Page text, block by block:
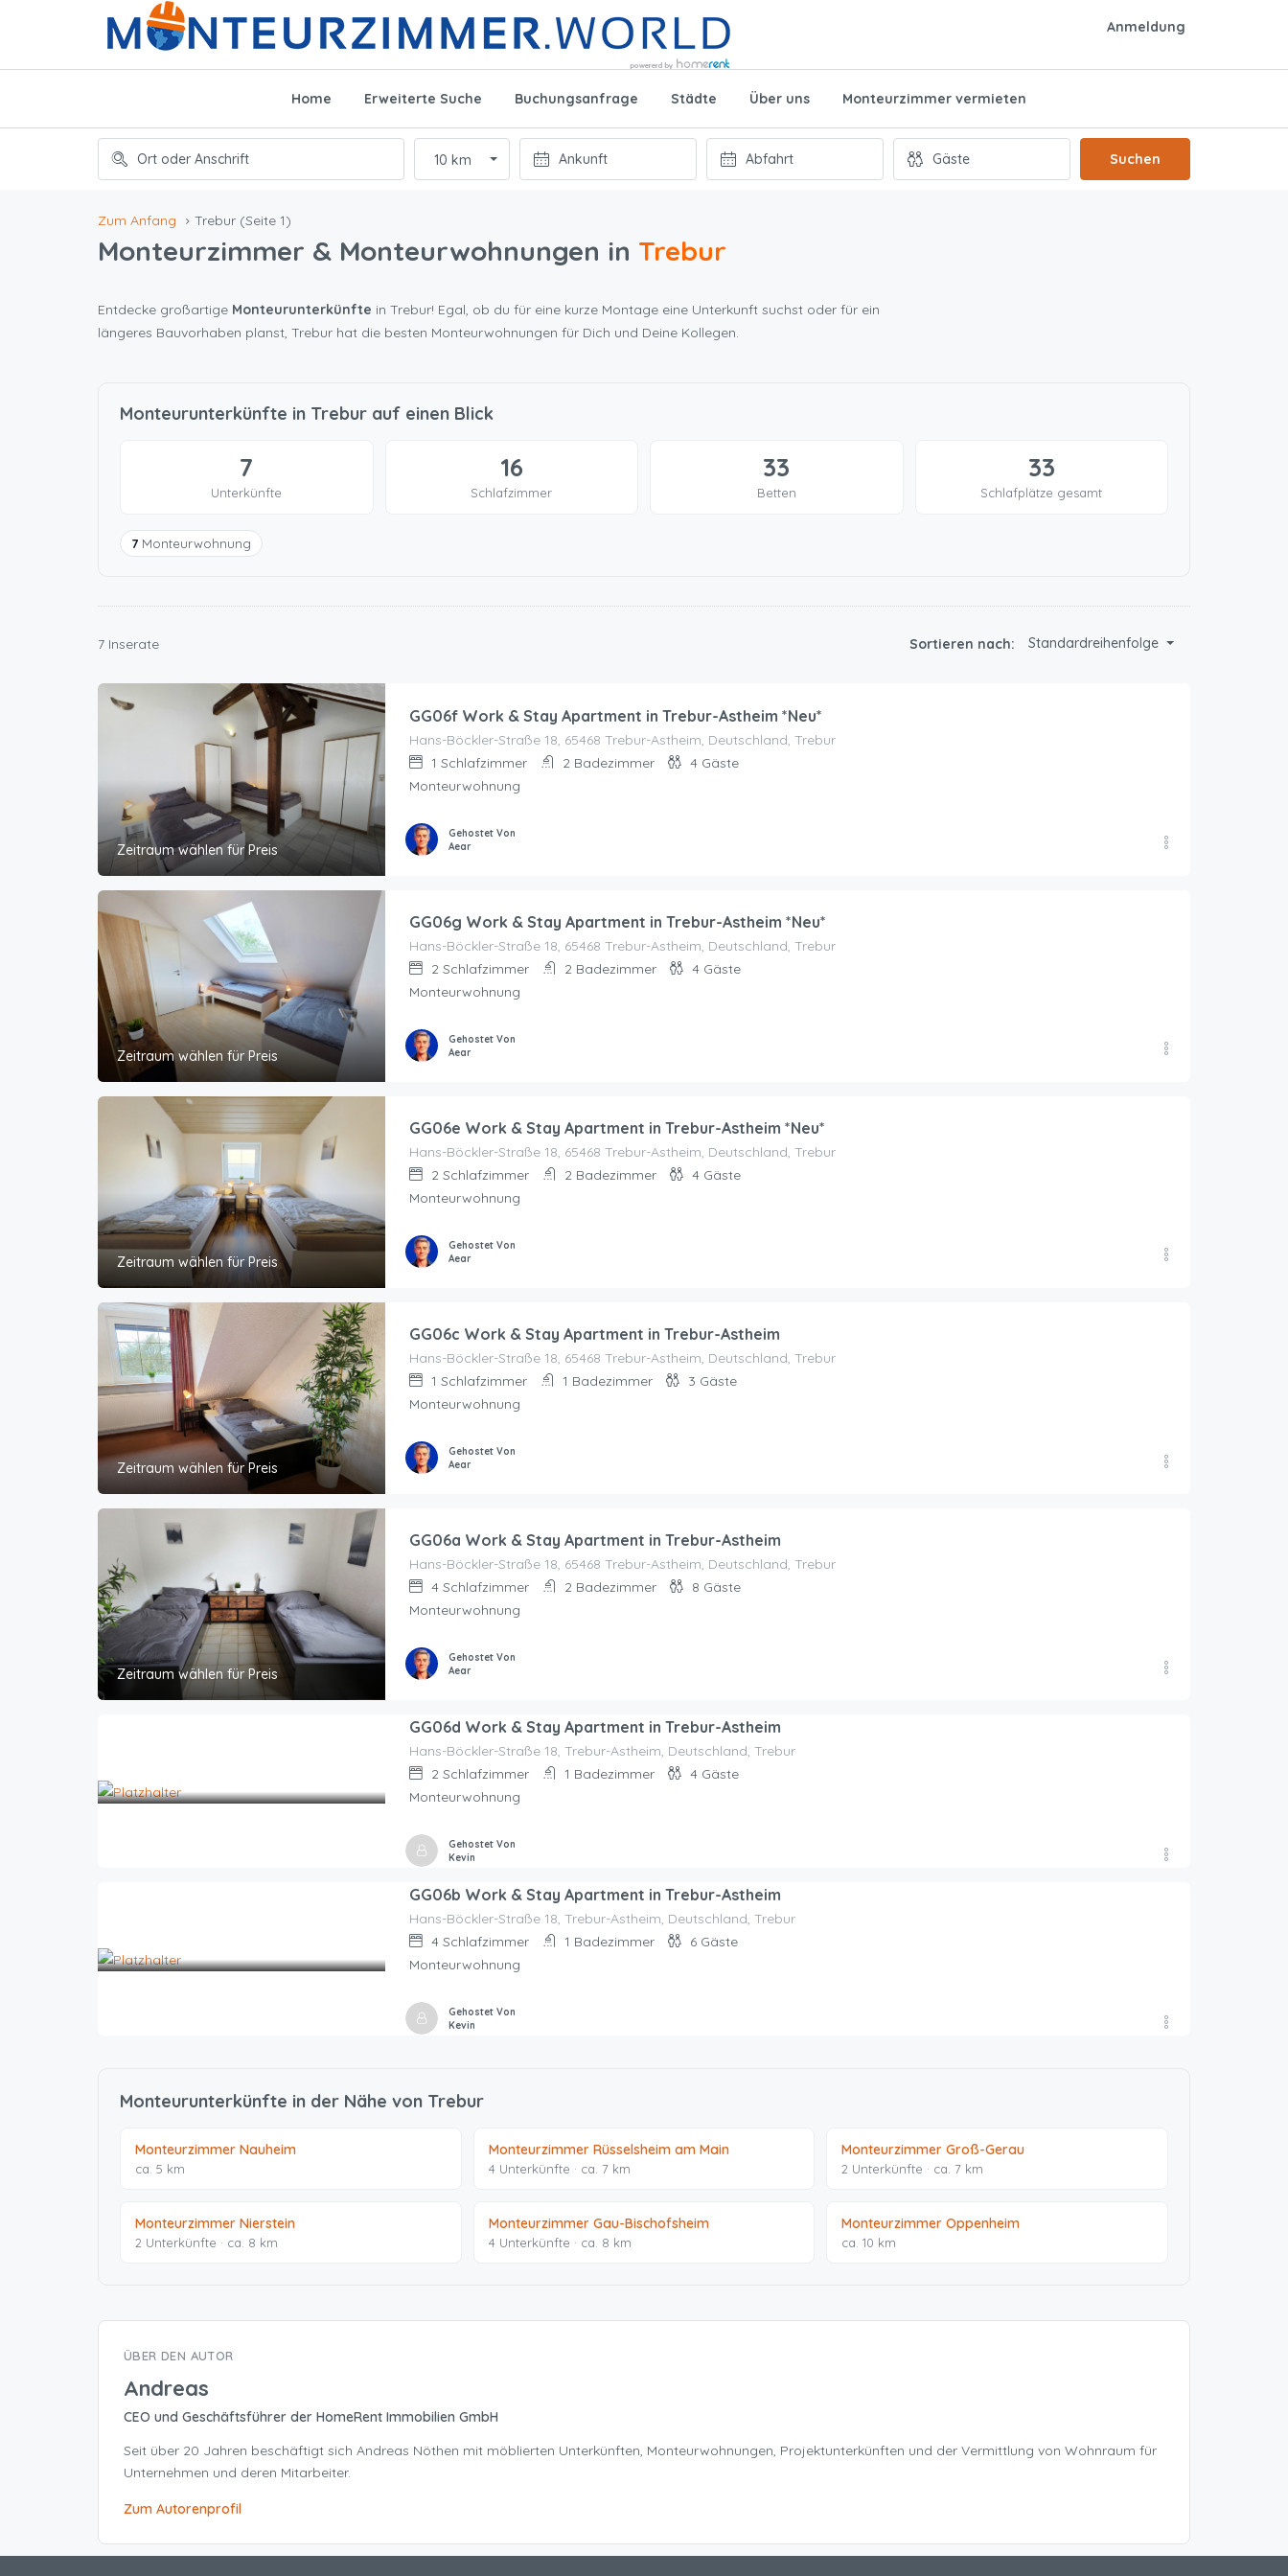
Anmeldung
Home Erweiterte Suche Buchungsanfrage Städte Über uns Monteurzimmer vermieten
10 km Suchen
Zum Anfang Trebur (Seite 1)
Monteurzimmer & Monteurwohnungen in Trebur
Entdecke großartige Monteurunterkünfte in Trebur! Egal, ob du für eine kurze Montage eine Unterkunft suchst oder für ein
längeres Bauvorhaben planst, Trebur hat die besten Monteurwohnungen für Dich und Deine Kollegen.
Monteurunterkünfte in Trebur auf einen Blick
7
Unterkünfte
16
Schlafzimmer
33
Betten
33
Schlafplätze gesamt
7 Monteurwohnung
7 Inserate Sortieren nach: Standardreihenfolge
Zeitraum wählen für Preis
GG06f Work & Stay Apartment in Trebur-Astheim *Neu*
Hans-Böckler-Straße 18, 65468 Trebur-Astheim, Deutschland, Trebur
1 Schlafzimmer 2 Badezimmer 4 Gäste
Monteurwohnung
Gehostet Von
Aear
Zeitraum wählen für Preis
GG06g Work & Stay Apartment in Trebur-Astheim *Neu*
Hans-Böckler-Straße 18, 65468 Trebur-Astheim, Deutschland, Trebur
2 Schlafzimmer 2 Badezimmer 4 Gäste
Monteurwohnung
Gehostet Von
Aear
Zeitraum wählen für Preis
GG06e Work & Stay Apartment in Trebur-Astheim *Neu*
Hans-Böckler-Straße 18, 65468 Trebur-Astheim, Deutschland, Trebur
2 Schlafzimmer 2 Badezimmer 4 Gäste
Monteurwohnung
Gehostet Von
Aear
Zeitraum wählen für Preis
GG06c Work & Stay Apartment in Trebur-Astheim
Hans-Böckler-Straße 18, 65468 Trebur-Astheim, Deutschland, Trebur
1 Schlafzimmer 1 Badezimmer 3 Gäste
Monteurwohnung
Gehostet Von
Aear
Zeitraum wählen für Preis
GG06a Work & Stay Apartment in Trebur-Astheim
Hans-Böckler-Straße 18, 65468 Trebur-Astheim, Deutschland, Trebur
4 Schlafzimmer 2 Badezimmer 8 Gäste
Monteurwohnung
Gehostet Von
Aear
GG06d Work & Stay Apartment in Trebur-Astheim
Hans-Böckler-Straße 18, Trebur-Astheim, Deutschland, Trebur
2 Schlafzimmer 1 Badezimmer 4 Gäste
Monteurwohnung
Gehostet Von
Kevin
GG06b Work & Stay Apartment in Trebur-Astheim
Hans-Böckler-Straße 18, Trebur-Astheim, Deutschland, Trebur
4 Schlafzimmer 1 Badezimmer 6 Gäste
Monteurwohnung
Gehostet Von
Kevin
Monteurunterkünfte in der Nähe von Trebur
Monteurzimmer Nauheim
ca. 5 km
Monteurzimmer Rüsselsheim am Main
4 Unterkünfte · ca. 7 km
Monteurzimmer Groß-Gerau
2 Unterkünfte · ca. 7 km
Monteurzimmer Nierstein
2 Unterkünfte · ca. 8 km
Monteurzimmer Gau-Bischofsheim
4 Unterkünfte · ca. 8 km
Monteurzimmer Oppenheim
ca. 10 km
ÜBER DEN AUTOR
Andreas
CEO und Geschäftsführer der HomeRent Immobilien GmbH
Seit über 20 Jahren beschäftigt sich Andreas Nöthen mit möblierten Unterkünften, Monteurwohnungen, Projektunterkünften und der Vermittlung von Wohnraum für
Unternehmen und deren Mitarbeiter.
Zum Autorenprofil